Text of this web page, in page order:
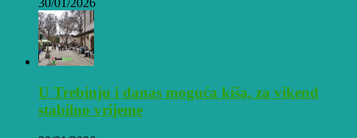
30/01/2026
U Trebinju i danas moguća kiša, za vikend
stabilno vrijeme